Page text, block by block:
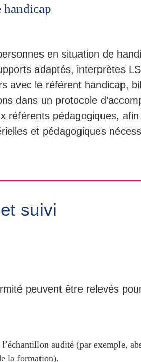
handicap
en situation de
adaptés, interprètes
avec le référent handicap,
dans un protocole
référents pédagogiques,
et pédagogiques
suivi
peuvent être relevés
audité (par exemple,
la formation).